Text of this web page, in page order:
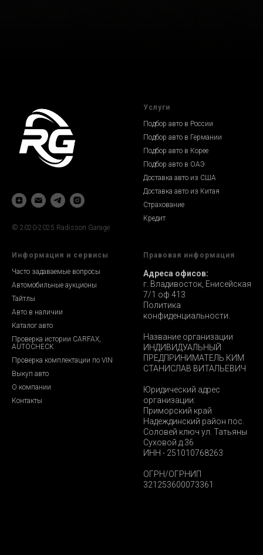
© 2020-2025 Radisson Garage
Услуги
Подбор авто в России
Подбор авто в Германии
Подбор авто в Корее
Подбор авто в ОАЭ
Доставка авто из США
Доставка авто из Китая
Страхование
Кредит
Информация и сервисы
Часто задаваемые вопросы
Автомобильные аукционы
Тайтлы
Авто в наличии
Каталог авто
Проверка истории CARFAX,
AUTOCHECK
Проверка комплектации по VIN
Выкуп авто
О компании
Контакты
Правовая информация
Адреса офисов:
г. Владивосток, Енисейская
7/1 оф 413
Политика
конфиденциальности.
Название организации
ИНДИВИДУАЛЬНЫЙ
ПРЕДПРИНИМАТЕЛЬ КИМ
СТАНИСЛАВ ВИТАЛЬЕВИЧ
Юридический адрес
организации:
Приморский край
Надеждинский район пос.
Соловей ключ ул. Татьяны
Суховой д.36
ИНН - 251010768263
ОГРН/ОГРНИП
321253600073361